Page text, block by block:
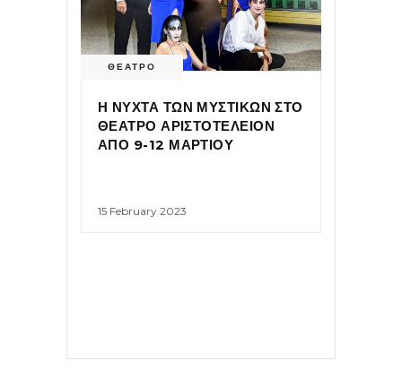
ΘΕΑΤΡΟ
Η ΝΥΧΤΑ ΤΩΝ ΜΥΣΤΙΚΩΝ ΣΤΟ
ΘΕΑΤΡΟ ΑΡΙΣΤΟΤΕΛΕΙΟΝ
ΑΠΟ 9-12 ΜΑΡΤΙΟΥ
15 February 2023